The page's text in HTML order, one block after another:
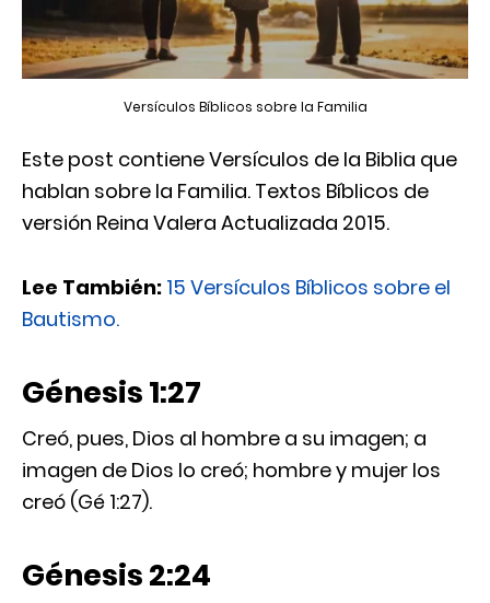
Versículos Bíblicos sobre la Familia
Este post contiene Versículos de la Biblia que
hablan sobre la Familia. Textos Bíblicos de
versión Reina Valera Actualizada 2015.
Lee También: 15 Versículos Bíblicos sobre el
Bautismo.
Génesis 1:27
Creó, pues, Dios al hombre a su imagen; a
imagen de Dios lo creó; hombre y mujer los
creó (Gé 1:27).
Génesis 2:24